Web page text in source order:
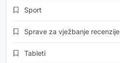
Sport
Sprave za vježbanje recenzije
Tableti